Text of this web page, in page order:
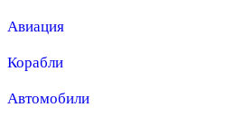
Авиация
Корабли
Автомобили